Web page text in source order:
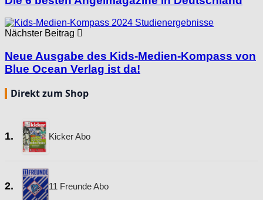
Nächster Beitrag
Neue Ausgabe des Kids-Medien-Kompass von
Blue Ocean Verlag ist da!
Direkt zum Shop
1. Kicker Abo
2. 11 Freunde Abo